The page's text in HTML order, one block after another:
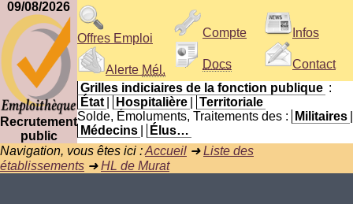
09/08/2026
Recrutement
public
Offres Emploi
Alerte Mél.
Compte
Docs
Infos
Contact
Grilles indiciaires de la fonction publique :
État
Hospitalière
Territoriale
Solde, Émoluments, Traitements des :
Militaires
Médecins
Élus…
Navigation, vous êtes ici :Accueil ➜Liste des
établissements ➜HL de Murat